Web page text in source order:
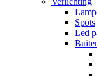
Spots
Led